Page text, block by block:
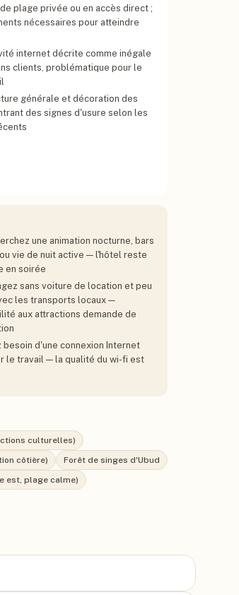
plage privée ou en accès direct ;
nécessaires pour atteindre
internet décrite comme inégale
clients, problématique pour le
générale et décoration des
des signes d'usure selon les
une animation nocturne, bars
vie de nuit active — l'hôtel reste
en soirée
sans voiture de location et peu
les transports locaux —
aux attractions demande de
besoin d'une connexion Internet
le travail — la qualité du wi-fi est
culturelles)
côtière)
Forêt de singes d'Ubud
est, plage calme)